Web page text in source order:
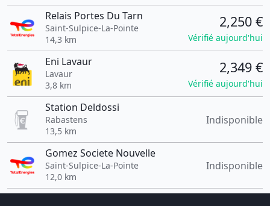
Relais Portes Du Tarn
Saint-Sulpice-La-Pointe
14,3 km
2,250 €
Vérifié aujourd'hui
Eni Lavaur
Lavaur
3,8 km
2,349 €
Vérifié aujourd'hui
Station Deldossi
Rabastens
13,5 km
Indisponible
Gomez Societe Nouvelle
Saint-Sulpice-La-Pointe
12,0 km
Indisponible